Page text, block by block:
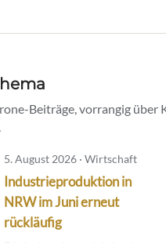
Beiträge, vorrangig
5. August 2026 · Wirtschaft
Industrieproduktion in
NRW im Juni erneut
rückläufig